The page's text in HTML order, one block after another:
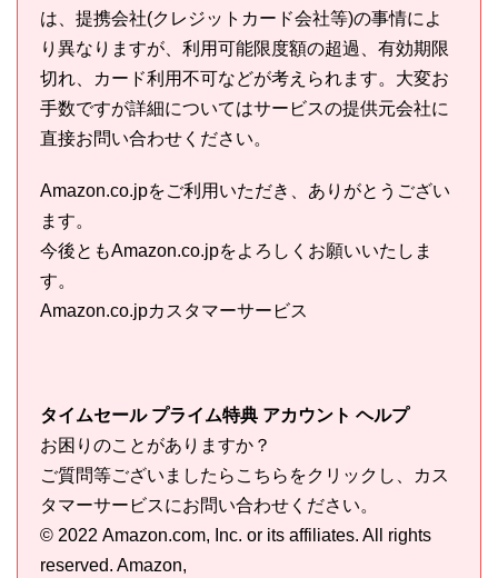
は、提携会社(クレジットカード会社等)の事情によ
り異なりますが、利用可能限度額の超過、有効期限
切れ、カード利用不可などが考えられます。大変お
手数ですが詳細についてはサービスの提供元会社に
直接お問い合わせください。
Amazon.co.jpをご利用いただき、ありがとうござい
ます。
今後ともAmazon.co.jpをよろしくお願いいたしま
す。
Amazon.co.jpカスタマーサービス
タイムセール プライム特典 アカウント ヘルプ
お困りのことがありますか？
ご質問等ございましたらこちらをクリックし、カス
タマーサービスにお問い合わせください。
© 2022 Amazon.com, Inc. or its affiliates. All rights
reserved. Amazon,